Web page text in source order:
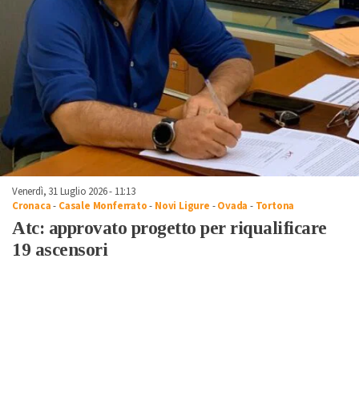
Venerdì, 31 Luglio 2026 - 11:13
Cronaca- Casale Monferrato- Novi Ligure -Ovada - Tortona
Atc: approvato progetto per riqualificare
19 ascensori